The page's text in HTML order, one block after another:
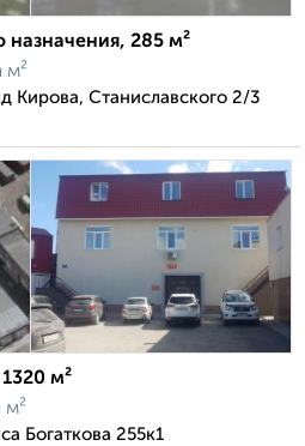
285 м²
м²
Кирова, Станиславского 2/3
м²
м²
Богаткова 255к1